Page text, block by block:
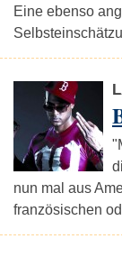
Eine ebenso
nun mal aus
französischen